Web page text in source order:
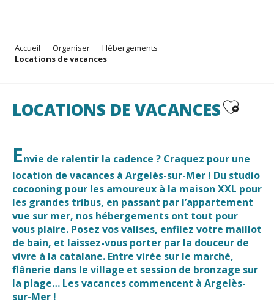
Accueil Organiser
Hébergements
Locations de vacances
LOCATIONS DE VACANCES Ajouter
Envie de ralentir la cadence ? Craquez pour une
location de vacances à Argelès-sur-Mer ! Du studio
cocooning pour les amoureux à la maison XXL pour
les grandes tribus, en passant par l’appartement
vue sur mer, nos hébergements ont tout pour
vous plaire. Posez vos valises, enfilez votre maillot
de bain, et laissez-vous porter par la douceur de
vivre à la catalane. Entre virée sur le marché,
flânerie dans le village et session de bronzage sur
la plage… Les vacances commencent à Argelès-
sur-Mer !